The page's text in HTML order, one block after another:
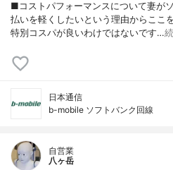
■コストパフォーマンスについて妻が
払いを軽くしたいという理由からここ
特別コスパが良いわけではないです…
日本通信
b-mobile ソフトバンク回線
自営業
八ヶ岳